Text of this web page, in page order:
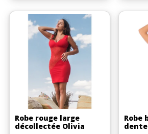
Robe rouge large
décollectée Olivia
Robe